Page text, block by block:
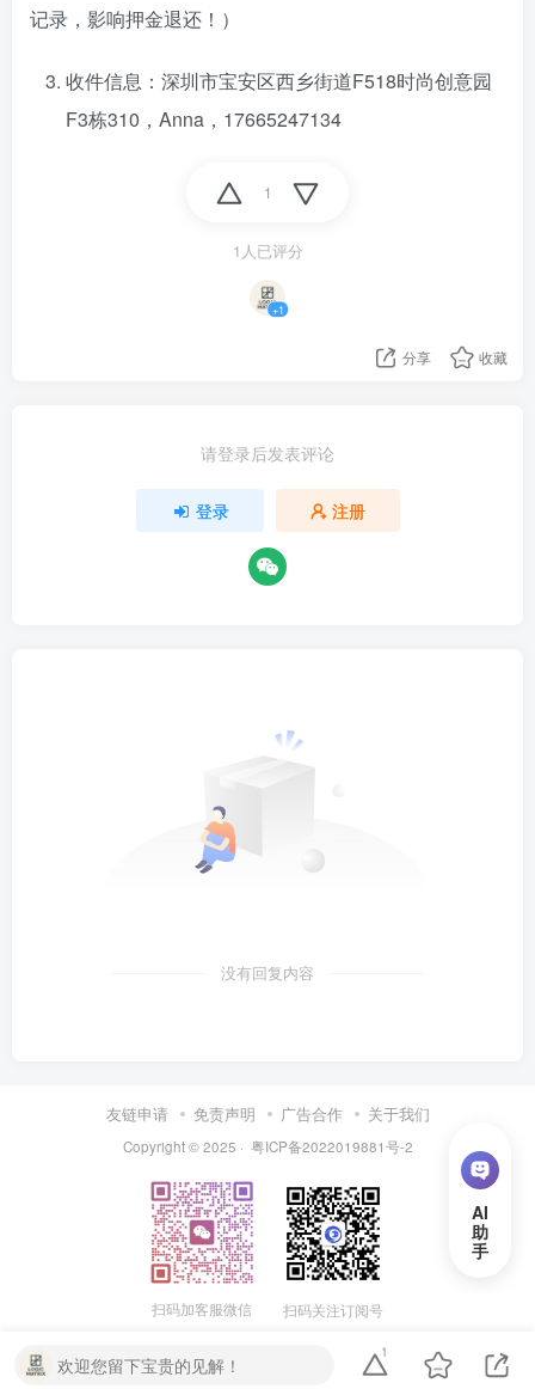
记录，影响押金退还！）
收件信息：深圳市宝安区西乡街道F518时尚创意园
F3栋310，Anna，17665247134
1
1人已评分
+1
分享 收藏
请登录后发表评论
登录 注册
没有回复内容
友链申请 免责声明 广告合作 关于我们
Copyright © 2025 · 粤ICP备2022019881号-2
扫码加客服微信 扫码关注订阅号
欢迎您留下宝贵的见解！
1